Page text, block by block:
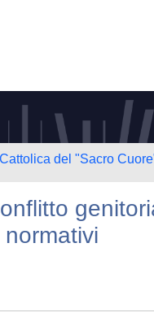
del "Sacro